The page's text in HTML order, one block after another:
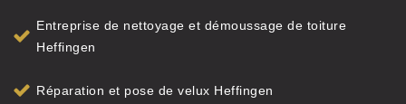
Entreprise de nettoyage et démoussage de toiture
Heffingen
Réparation et pose de velux Heffingen